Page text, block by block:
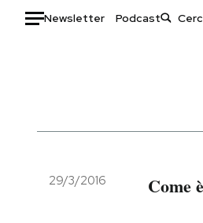
Newsletter Podcast
Italia
Politica
29/3/2016 Come